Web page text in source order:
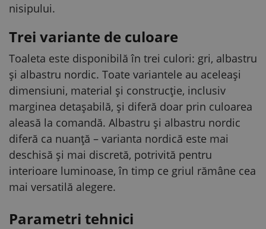
nisipului.
Trei variante de culoare
Toaleta este disponibilă în trei culori: gri, albastru
și albastru nordic. Toate variantele au aceleași
dimensiuni, material și construcție, inclusiv
marginea detașabilă, și diferă doar prin culoarea
aleasă la comandă. Albastru și albastru nordic
diferă ca nuanță – varianta nordică este mai
deschisă și mai discretă, potrivită pentru
interioare luminoase, în timp ce griul rămâne cea
mai versatilă alegere.
Parametri tehnici